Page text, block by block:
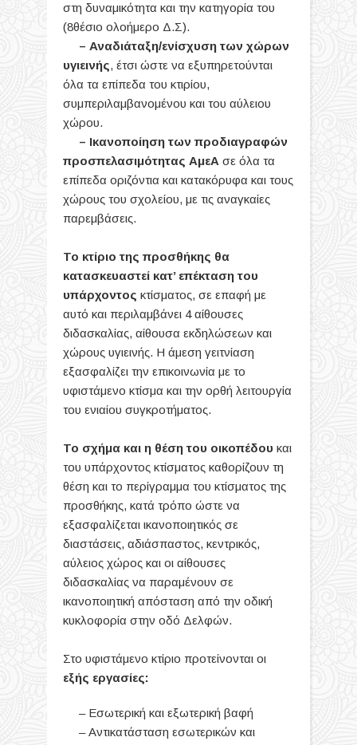
στη δυναμικότητα και την κατηγορία του
(8θέσιο ολοήμερο Δ.Σ).
– Αναδιάταξη/ενίσχυση των χώρων
υγιεινής, έτσι ώστε να εξυπηρετούνται
όλα τα επίπεδα του κτιρίου,
συμπεριλαμβανομένου και του αύλειου
χώρου.
– Ικανοποίηση των προδιαγραφών
προσπελασιμότητας ΑμεΑ σε όλα τα
επίπεδα οριζόντια και κατακόρυφα και τους
χώρους του σχολείου, με τις αναγκαίες
παρεμβάσεις.
Το κτίριο της προσθήκης θα
κατασκευαστεί κατ’ επέκταση του
υπάρχοντος κτίσματος, σε επαφή με
αυτό και περιλαμβάνει 4 αίθουσες
διδασκαλίας, αίθουσα εκδηλώσεων και
χώρους υγιεινής. Η άμεση γειτνίαση
εξασφαλίζει την επικοινωνία με το
υφιστάμενο κτίσμα και την ορθή λειτουργία
του ενιαίου συγκροτήματος.
Το σχήμα και η θέση του οικοπέδου και
του υπάρχοντος κτίσματος καθορίζουν τη
θέση και το περίγραμμα του κτίσματος της
προσθήκης, κατά τρόπο ώστε να
εξασφαλίζεται ικανοποιητικός σε
διαστάσεις, αδιάσπαστος, κεντρικός,
αύλειος χώρος και οι αίθουσες
διδασκαλίας να παραμένουν σε
ικανοποιητική απόσταση από την οδική
κυκλοφορία στην οδό Δελφών.
Στο υφιστάμενο κτίριο προτείνονται οι
εξής εργασίες:
– Εσωτερική και εξωτερική βαφή
– Αντικατάσταση εσωτερικών και